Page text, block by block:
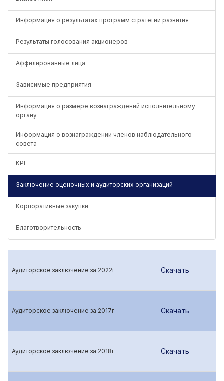
Информация о результатах программ стратегии развития
Результаты голосования акционеров
Аффилированные лица
Зависимые предприятия
Информация о размере вознаграждений исполнительному
органу
Информация о вознаграждении членов наблюдательного
совета
KPI
Заключение оценочных и аудиторских организаций
Корпоративные закупки
Благотворительность
Аудиторское заключение за 2022г Скачать
Аудиторское заключение за 2017г Скачать
Аудиторское заключение за 2018г Скачать